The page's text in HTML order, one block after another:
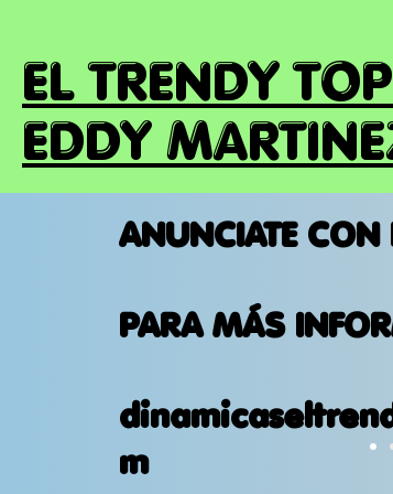
EL TRENDY
EDDY
ANUNCIATE
PARA MÁS
m